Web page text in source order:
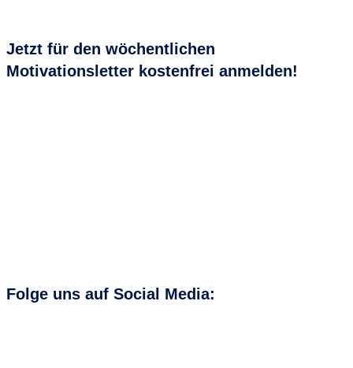
Jetzt für den wöchentlichen
Motivationsletter kostenfrei anmelden!
Folge uns auf Social Media: